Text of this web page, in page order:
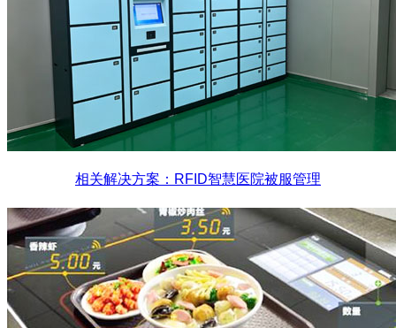
相关解决方案：RFID智慧医院被服管理